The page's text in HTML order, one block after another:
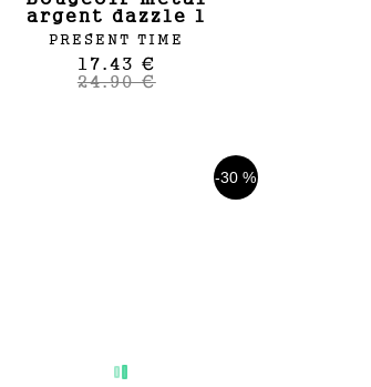
argent dazzle l
PRESENT TIME
17.43 €
24.90 €
-30 %